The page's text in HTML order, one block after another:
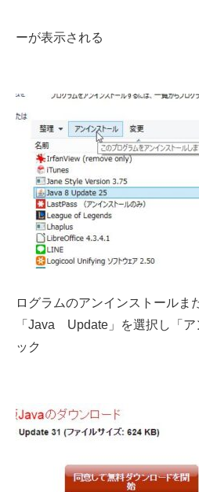
ーが表示される
ログラムのアンインストールま
「Java Update」を選択し「ア
ック